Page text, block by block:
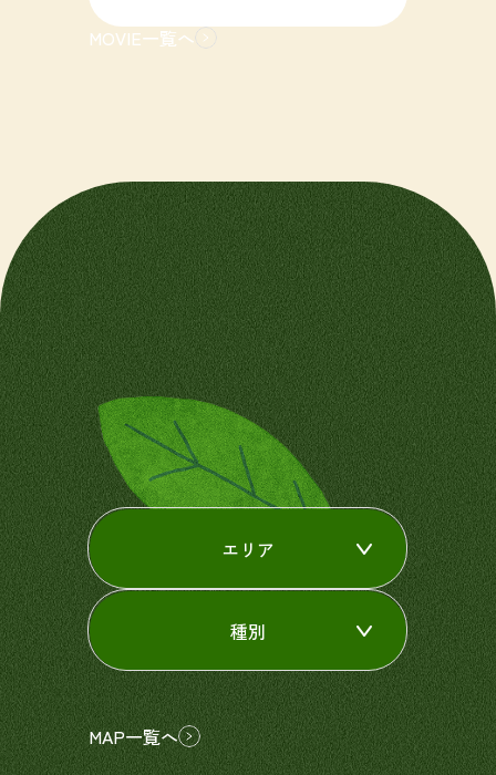
MOVIE一覧へ
エリア
種別
MAP一覧へ